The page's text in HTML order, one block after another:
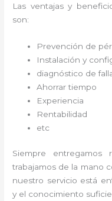
Las ventajas y
son:
Prevención de
Instalación y
diagnóstico de
Ahorrar tiempo
Experiencia
Rentabilidad
etc
Siempre entregamos
trabajamos de la mano
nuestro servicio está
y el conocimiento